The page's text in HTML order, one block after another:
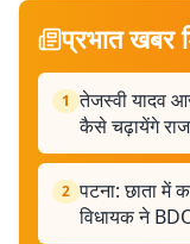
प्रभात खबर
1 तेजस्वी यादव
कैसे चढ़ायेंगे
2 पटना: छाता में
विधायक ने